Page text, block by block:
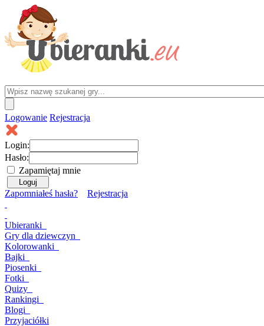
Logowanie Rejestracja
Login:
Hasło:
Zapamiętaj mnie
Zapomniałeś hasła? Rejestracja
Ubieranki
Gry dla dziewczyn
Kolorowanki
Bajki
Piosenki
Fotki
Quizy
Rankingi
Blogi
Przyjaciółki